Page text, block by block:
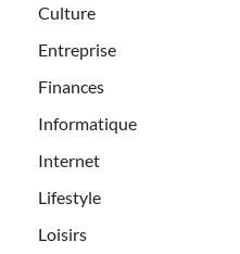
Culture
Entreprise
Finances
Informatique
Internet
Lifestyle
Loisirs